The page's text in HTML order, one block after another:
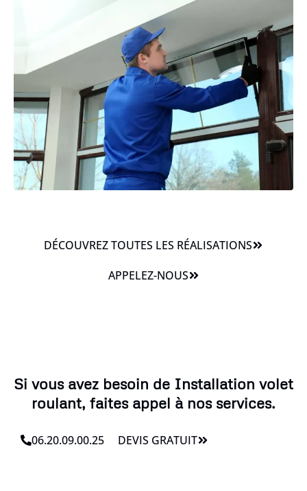
DÉCOUVREZ TOUTES LES RÉALISATIONS
APPELEZ-NOUS
Si vous avez besoin de Installation volet
roulant, faites appel à nos services.
06.20.09.00.25 DEVIS GRATUIT